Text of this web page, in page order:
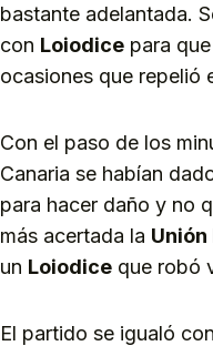
bastante adelantada.
con Loiodice para
ocasiones que repelió
Con el paso de los
Canaria se habían
para hacer daño y no
más acertada la
un Loiodice que robó
El partido se igualó